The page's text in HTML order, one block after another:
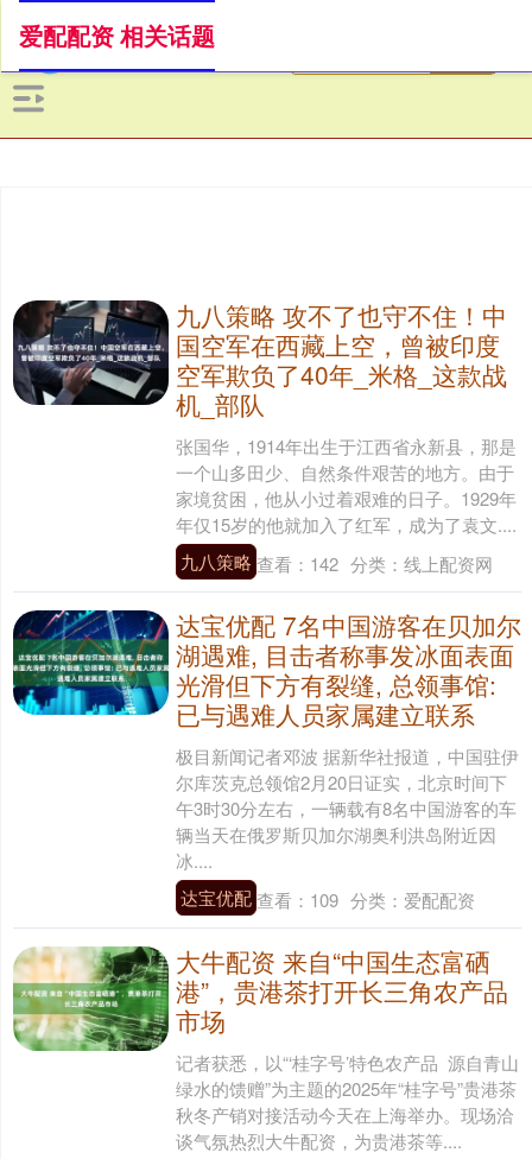
爱配配资 相关话题
九八策略 攻不了也守不住！中
国空军在西藏上空，曾被印度
空军欺负了40年_米格_这款战
机_部队
张国华，1914年出生于江西省永新县，那是
一个山多田少、自然条件艰苦的地方。由于
家境贫困，他从小过着艰难的日子。1929年
年仅15岁的他就加入了红军，成为了袁文....
九八策略 查看： 142 分类： 线上配资网
达宝优配 7名中国游客在贝加尔
湖遇难, 目击者称事发冰面表面
光滑但下方有裂缝, 总领事馆:
已与遇难人员家属建立联系
极目新闻记者邓波 据新华社报道，中国驻伊
尔库茨克总领馆2月20日证实，北京时间下
午3时30分左右，一辆载有8名中国游客的车
辆当天在俄罗斯贝加尔湖奥利洪岛附近因
冰....
达宝优配查看： 109 分类： 爱配配资
大牛配资 来自“中国生态富硒
港”，贵港茶打开长三角农产品
市场
记者获悉，以“‘桂字号’特色农产品 源自青山
绿水的馈赠”为主题的2025年“桂字号”贵港茶
秋冬产销对接活动今天在上海举办。现场洽
谈气氛热烈大牛配资，为贵港茶等....